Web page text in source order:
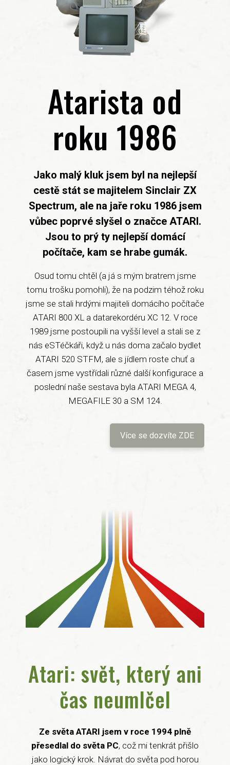
Atarista od
roku 1986
Jako malý kluk jsem byl na nejlepší
cestě stát se majitelem Sinclair ZX
Spectrum, ale na jaře roku 1986 jsem
vůbec poprvé slyšel o značce ATARI.
Jsou to prý ty nejlepší domácí
počítače, kam se hrabe gumák.
Osud tomu chtěl (a já s mým bratrem jsme
tomu trošku pomohli), že na podzim téhož roku
jsme se stali hrdými majiteli domácího počítače
ATARI 800 XL a datarekordéru XC 12. V roce
1989 jsme postoupili na vyšší level a stali se z
nás eSTéčkáři, když u nás doma začalo bydlet
ATARI 520 STFM, ale s jídlem roste chuť a
časem jsme vystřídali různé další konfigurace a
poslední naše sestava byla ATARI MEGA 4,
MEGAFILE 30 a SM 124.
Více se dozvíte ZDE
Atari: svět, který ani
čas neumlčel
Ze světa ATARI jsem v roce 1994 plně
přesedlal do světa PC, což mi tenkrát přišlo
jako logický krok. Návrat do světa pod horou